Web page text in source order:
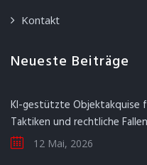
Kontakt
Neueste Beiträge
KI-gestützte Objektakquise
Taktiken und rechtliche Fallen
12 Mai, 2026